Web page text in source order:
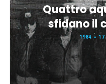
Quattro
sfidano il
1984 17